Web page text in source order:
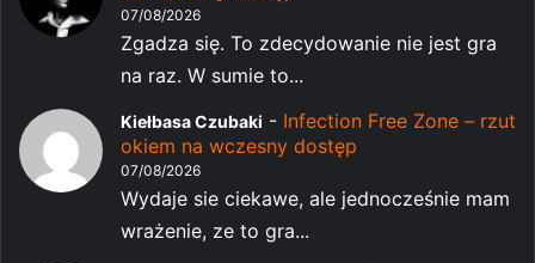
07/08/2026
Zgadza się. To zdecydowanie nie jest gra
na raz. W sumie to...
Kiełbasa Czubaki - Infection Free Zone – rzut
okiem na wczesny dostęp
07/08/2026
Wydaje sie ciekawe, ale jednocześnie mam
wrażenie, ze to gra...